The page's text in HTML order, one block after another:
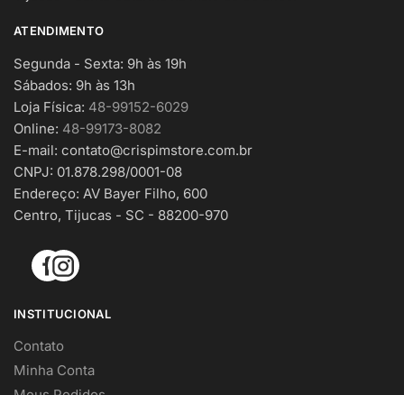
ATENDIMENTO
Segunda - Sexta: 9h às 19h
Sábados: 9h às 13h
Loja Física: 48-99152-6029
Online: 48-99173-8082
E-mail: contato@crispimstore.com.br
CNPJ: 01.878.298/0001-08
Endereço: AV Bayer Filho, 600
Centro, Tijucas - SC - 88200-970
INSTITUCIONAL
Contato
Minha Conta